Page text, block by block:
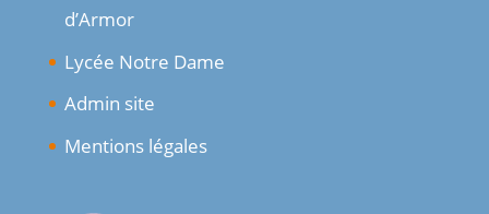
d’Armor
Lycée Notre Dame
Admin site
Mentions légales